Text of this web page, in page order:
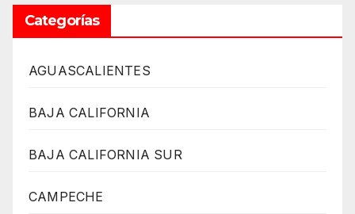
Categorías
AGUASCALIENTES
BAJA CALIFORNIA
BAJA CALIFORNIA SUR
CAMPECHE